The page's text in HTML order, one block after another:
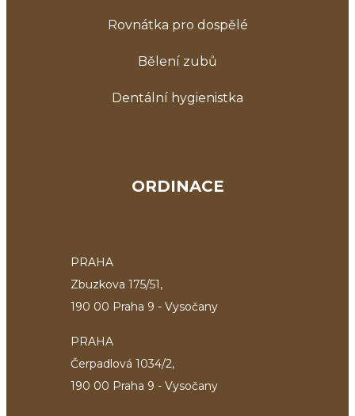
Rovnátka pro dospělé
Bělení zubů
Dentální hygienistka
ORDINACE
PRAHA
Zbuzkova 175/51,
190 00 Praha 9 - Vysočany
PRAHA
Čerpadlová 1034/2,
190 00 Praha 9 - Vysočany